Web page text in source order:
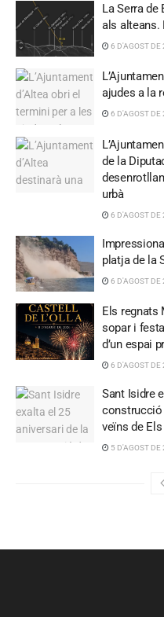
La Serra de
als alteans.
6 D'AGOST DE
ajudes a la
6 D'AGOST DE
de la
urbà
6 D'AGOST DE
platja de la
6 D'AGOST DE
Els regnats
sopar i
d’un espai
6 D'AGOST DE
Sant Isidre
construcció
veïns de
5 D'AGOST DE